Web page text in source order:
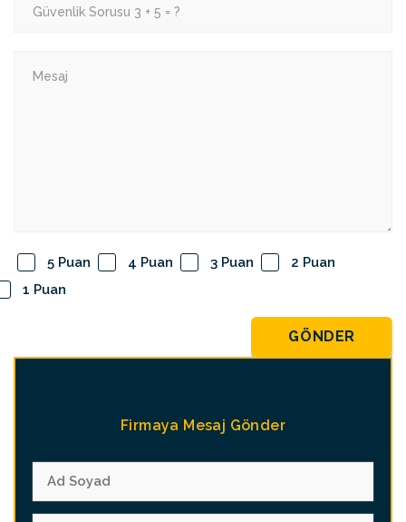
5 Puan 4 Puan 3 Puan
2 Puan
1 Puan
GÖNDER
Firmaya Mesaj Gönder